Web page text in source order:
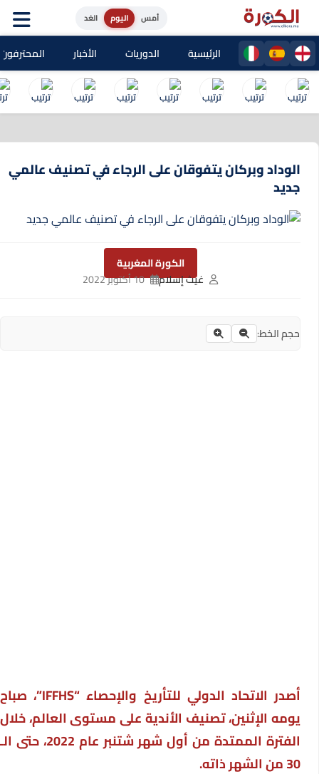
اليوم الغد
الرئيسية الدوريات الأخبار المحترفون
الوداد وبركان يتفوقان على الرجاء في تصنيف عالمي
جديد
الكورة المغربية
غيث إسلام
10 أكتوبر 2022
حجم الخط:
أصدر الاتحاد الدولي للتأريخ والإحصاء “IFFHS”، صباح
يومه الإثنين، تصنيف الأندية على مستوى العالم، خلال
الفترة الممتدة من أول شهر شتنبر عام 2022، حتى الـ